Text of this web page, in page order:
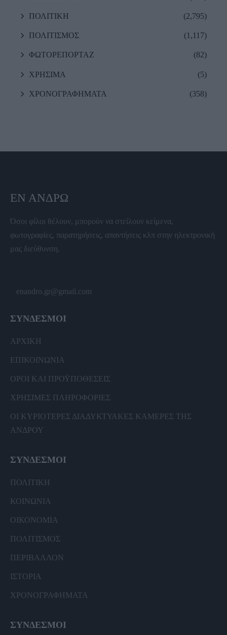
ΠΟΛΙΤΙΚΗ (2,795)
ΠΟΛΙΤΙΣΜΟΣ (1,117)
ΦΩΤΟΡΕΠΟΡΤΑΖ (82)
ΧΡΗΣΙΜΑ (5)
ΧΡΟΝΟΓΡΑΦΗΜΑΤΑ (358)
ΕΝ ΆΝΔΡΩ
Όσοι φίλοι θέλουν, μπορούν να στείλουν κείμενα,
φωτογραφίες, παρατηρήσεις, απαντήσεις κλπ στην ηλεκτρονική
μας διεύθυνση.
enandro.gr@gmail.com
ΣΥΝΔΕΣΜΟΙ
ΑΡΧΙΚΗ
ΕΠΙΚΟΙΝΩΝΙΑ
ΟΡΟΙ ΚΑΙ ΠΡΟΫΠΟΘΕΣΕΙΣ
ΧΡΗΣΙΜΕΣ ΠΛΗΡΟΦΟΡΙΕΣ
ΟΙ ΚΥΡΙΟΤΕΡΕΣ ΔΙΑΔΥΚΤΥΑΚΕΣ ΚΑΜΕΡΕΣ ΤΗΣ
ΑΝΔΡΟΥ
ΣΥΝΔΕΣΜΟΙ
ΠΟΛΙΤΙΚΗ
ΚΟΙΝΩΝΙΑ
ΟΙΚΟΝΟΜΙΑ
ΠΟΛΙΤΙΣΜΟΣ
ΠΕΡΙΒΑΛΛΟΝ
ΙΣΤΟΡΙΑ
ΧΡΟΝΟΓΡΑΦΗΜΑΤΑ
ΣΥΝΔΕΣΜΟΙ